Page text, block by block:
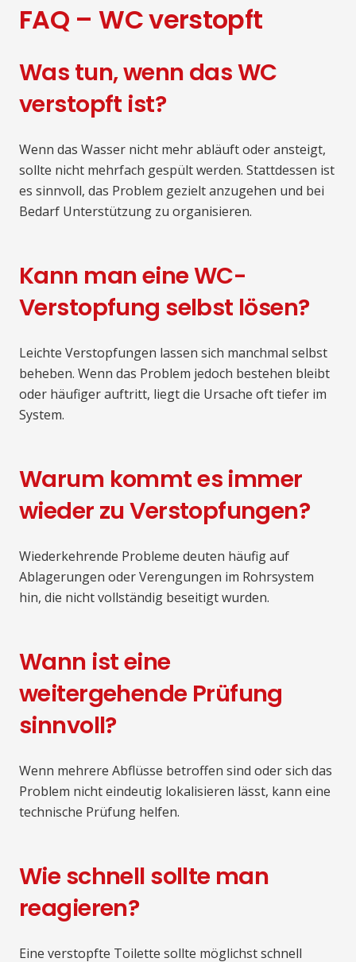
FAQ – WC verstopft
Was tun, wenn das WC
verstopft ist?
Wenn das Wasser nicht mehr abläuft oder ansteigt,
sollte nicht mehrfach gespült werden. Stattdessen ist
es sinnvoll, das Problem gezielt anzugehen und bei
Bedarf Unterstützung zu organisieren.
Kann man eine WC-
Verstopfung selbst lösen?
Leichte Verstopfungen lassen sich manchmal selbst
beheben. Wenn das Problem jedoch bestehen bleibt
oder häufiger auftritt, liegt die Ursache oft tiefer im
System.
Warum kommt es immer
wieder zu Verstopfungen?
Wiederkehrende Probleme deuten häufig auf
Ablagerungen oder Verengungen im Rohrsystem
hin, die nicht vollständig beseitigt wurden.
Wann ist eine
weitergehende Prüfung
sinnvoll?
Wenn mehrere Abflüsse betroffen sind oder sich das
Problem nicht eindeutig lokalisieren lässt, kann eine
technische Prüfung helfen.
Wie schnell sollte man
reagieren?
Eine verstopfte Toilette sollte möglichst schnell